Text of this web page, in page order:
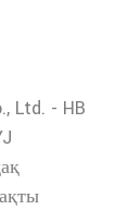
Ltd. - HB